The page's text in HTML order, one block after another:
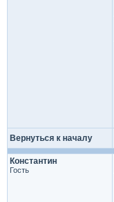
Вернуться к началу
Константин
Гость